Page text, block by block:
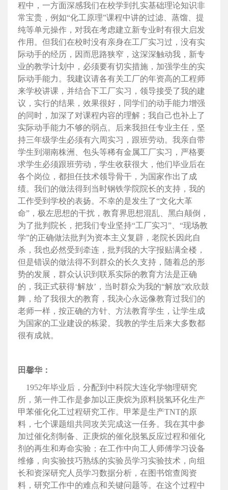
程中，一方面深感我们在校学到扎实基础理论知识非
常宝贵，例如“化工原理”课程中讲的过滤、蒸馏、提
纯等单元操作，对我在考虑建立新专业时有很大启发
作用。但我们在校时没有亲身在工厂实习过，没有实
际动手的经历，因而思路狭窄，这深深触动我，新专
业的教学计划中，必须要有切实措施，加强学生的实
际动手能力。我建议请各有关工厂的年资高的工程师
来学校讲课，并结合下工厂实习，领导接受了我的建
议，实行的结果，效果很好，同学们的动手能力增强
的同时，加深了对课程内容的理解；我自己也补上了
实际动手能力不够的弱点。后来我担任专业主任，坚
持三年级学生必须有六周实习，跟班劳动。我亲自带
学生到湖南株洲、包头等稀有金属工厂实习，严格要
求学生必须跟班劳动，学生收获很大，他们毕业后在
各个岗位，都担任技术领导骨干，为国家作出了成
绩。我们的做法得到当时钢铁学院院长的支持，我的
工作受到学校的表扬。不幸的是发生了“文化大革
命”，极左思想的干扰，教育界思想混乱、黑白颠倒，
为了批判院长，把我们专业坚持“工厂实习”、“现场教
学”的正确做法批判为资本主义复辟，老院长因此自
杀，我也必然受到牵连，批判我的大字报贴满全楼，
但是错误的做法得不到群众的长久支持，随着总的形
势的发展，群众认识到联系实际的教育方法是正确
的，我正式获得‘解放’，当时群众为我的“解放”欢欣鼓
舞，给了我很大的教育，我决心永远像教育过我们的
老师一样，按正确的方针、方法教育学生，让学生成
为国家的工业建设的栋梁。我教的学生后来大多数都
很有成就。
田馨华：
1952年毕业后，分配到中科院大连化学物理研究
所，第一件工作是参加以正庚烷为原料脱氢环化生产
甲苯催化化工过程研究工作。甲苯是生产TNT的原
料，七个课题组共同攻关完成这一任务。我在其中参
加过催化剂制备、正庚烷的催化脱氢反应过程和催化
剂的再生和寿命实验；在工作中向工人师傅学习设备
维修，向实验技巧熟练的实验员学习实验技术，向组
长和资深研究人员学习数据分析，在图书馆查阅资
料，研究工作中的难点和关键问题等。在这个过程中